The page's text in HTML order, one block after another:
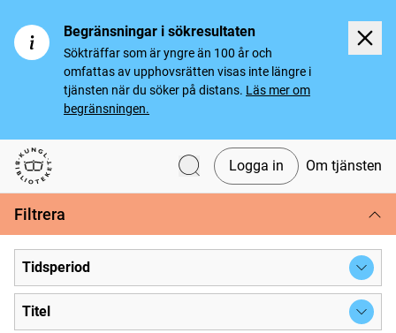
Begränsningar i sökresultaten
Sökträffar som är yngre än 100 år och
omfattas av upphovsrätten visas inte längre i
tjänsten när du söker på distans. Läs mer om
begränsningen.
Svenska tidningar
Logga in Om tjänsten
Filtrera
Tidsperiod
Titel